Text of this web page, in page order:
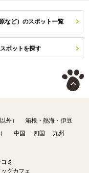
など）のスポット一覧
ポットを探す
外）
箱根・熱海・伊豆
中国 四国
九州
ミ
グカフェ